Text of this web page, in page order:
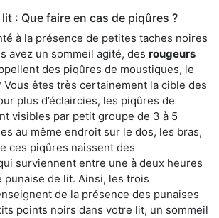
: Que faire en cas de piqûres ?
à la présence de petites taches noires
avez un sommeil agité, des rougeurs
des piqûres de moustiques, le
Vous êtes très certainement la cible des
plus d’éclaircies, les piqûres de
visibles par petit groupe de 3 à 5
au même endroit sur le dos, les bras,
ces piqûres naissent des
surviennent entre une à deux heures
punaise de lit. Ainsi, les trois
de la présence des punaises
points noirs dans votre lit, un sommeil